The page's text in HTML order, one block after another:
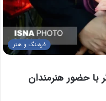
فرهنگ و هنر
با حضور هنرمندان